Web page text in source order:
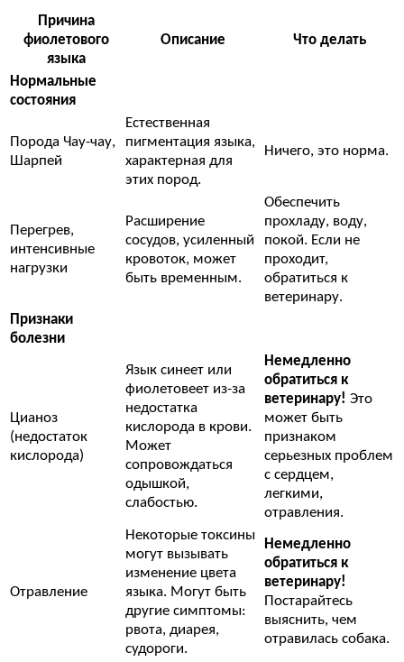
Причина
фиолетового
языка
Описание Что делать
Нормальные
состояния
Порода Чау-чау,
Шарпей
Естественная
пигментация языка,
характерная для
этих пород.
Ничего, это норма.
Перегрев,
интенсивные
нагрузки
Расширение
сосудов, усиленный
кровоток, может
быть временным.
Обеспечить
прохладу, воду,
покой. Если не
проходит,
обратиться к
ветеринару.
Признаки
болезни
Цианоз
(недостаток
кислорода)
Язык синеет или
фиолетовеет из-за
недостатка
кислорода в крови.
Может
сопровождаться
одышкой,
слабостью.
Немедленно
обратиться к
ветеринару! Это
может быть
признаком
серьезных проблем
с сердцем,
легкими,
отравления.
Отравление
Некоторые токсины
могут вызывать
изменение цвета
языка. Могут быть
другие симптомы:
рвота, диарея,
судороги.
Немедленно
обратиться к
ветеринару!
Постарайтесь
выяснить, чем
отравилась собака.